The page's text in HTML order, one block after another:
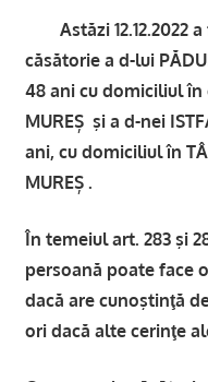
Astăzi 12.12.2022
căsătorie a d-lui
48 ani cu domiciliul
MUREȘ şi a d-nei
ani, cu domiciliul în
MUREȘ .
În temeiul art. 283 şi
persoană poate face
dacă are cunoştinţă
ori dacă alte cerinţe